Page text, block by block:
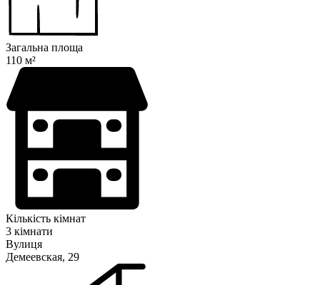
Загальна площа
110 м²
Кількість кімнат
3 кімнати
Вулиця
Демеевская, 29